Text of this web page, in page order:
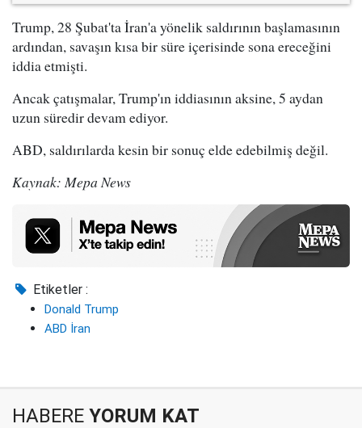
Trump, 28 Şubat'ta İran'a yönelik saldırının başlamasının
ardından, savaşın kısa bir süre içerisinde sona ereceğini
iddia etmişti.
Ancak çatışmalar, Trump'ın iddiasının aksine, 5 aydan
uzun süredir devam ediyor.
ABD, saldırılarda kesin bir sonuç elde edebilmiş değil.
Kaynak: Mepa News
Etiketler :
Donald Trump
ABD İran
HABERE YORUM KAT